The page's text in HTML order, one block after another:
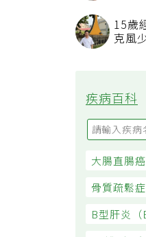
15歲
疾病百科